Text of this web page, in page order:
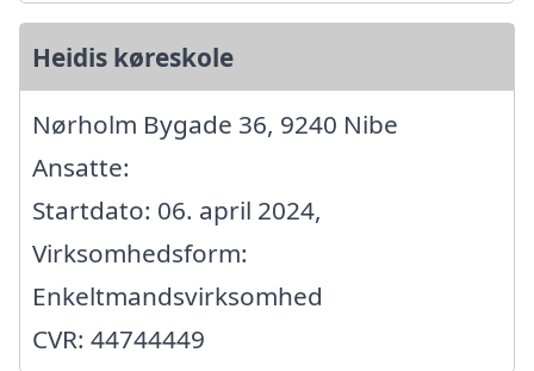
Heidis køreskole
Nørholm Bygade 36, 9240 Nibe
Ansatte:
Startdato: 06. april 2024,
Virksomhedsform:
Enkeltmandsvirksomhed
CVR: 44744449